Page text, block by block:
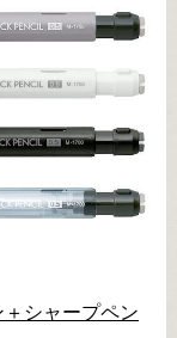
＋シャープペン